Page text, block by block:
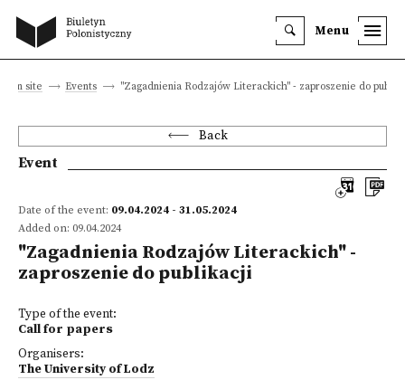
Menu
Main site Events "Zagadnienia Rodzajów Literackich" - zaproszenie do
Back
Event
Date of the event: 09.04.2024 - 31.05.2024
Added on: 09.04.2024
"Zagadnienia Rodzajów Literackich" -
zaproszenie do publikacji
Type of the event:
Call for papers
Organisers:
The University of Lodz